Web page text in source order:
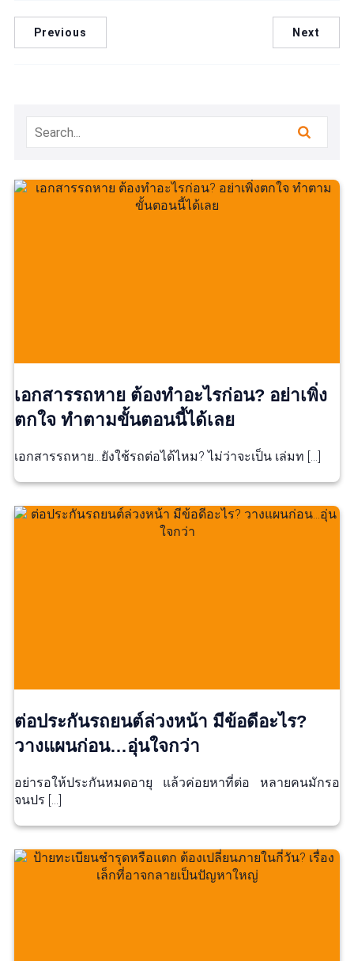
Previous Next
เอกสารรถหาย ต้องทำอะไรก่อน? อย่าเพิ่ง
ตกใจ ทำตามขั้นตอนนี้ได้เลย
เอกสารรถหาย…ยังใช้รถต่อได้ไหม? ไม่ว่าจะเป็น เล่มท […]
ต่อประกันรถยนต์ล่วงหน้า มีข้อดีอะไร?
วางแผนก่อน…อุ่นใจกว่า
อย่ารอให้ประกันหมดอายุ แล้วค่อยหาที่ต่อ หลายคนมักรอ
จนปร […]